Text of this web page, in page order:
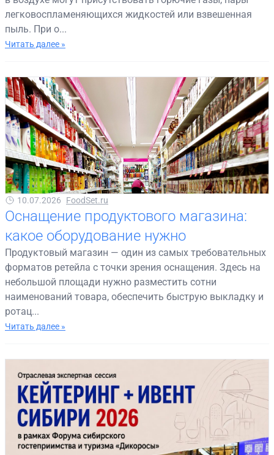
легковоспламеняющихся жидкостей или взвешенная
пыль. При о...
Читать далее »
10.07.2026 FoodSet.ru
Оснащение продуктового магазина:
какое оборудование нужно
Продуктовый магазин — один из самых требовательных
форматов ретейла с точки зрения оснащения. Здесь на
небольшой площади нужно разместить сотни
наименований товара, обеспечить быструю выкладку и
ротац...
Читать далее »